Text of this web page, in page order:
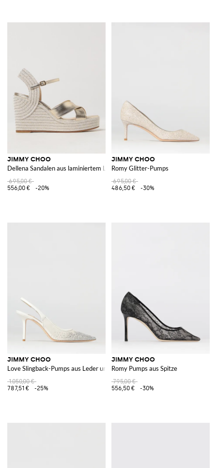
JIMMY CHOO
Dellena Sandalen aus laminiertem Leder
695,00 €
556,00 €
-20%
JIMMY CHOO
Romy Glitter-Pumps
695,00 €
486,50 €
-30%
JIMMY CHOO
Love Slingback-Pumps aus Leder und Netz-Nylon mit Kristallen
1.050,00 €
787,51 €
-25%
JIMMY CHOO
Romy Pumps aus Spitze
795,00 €
556,50 €
-30%